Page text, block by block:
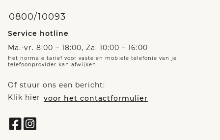
0800/10093
Service hotline
Ma.-vr. 8:00 – 18:00, Za. 10:00 – 16:00
Het normale tarief voor vaste en mobiele telefonie van je
telefoonprovider kan afwijken.
Of stuur ons een bericht:
Klik hier voor het contactformulier